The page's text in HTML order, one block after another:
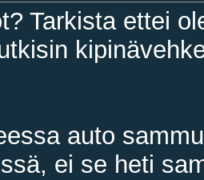
Tarkista ettei
auto
ei se heti